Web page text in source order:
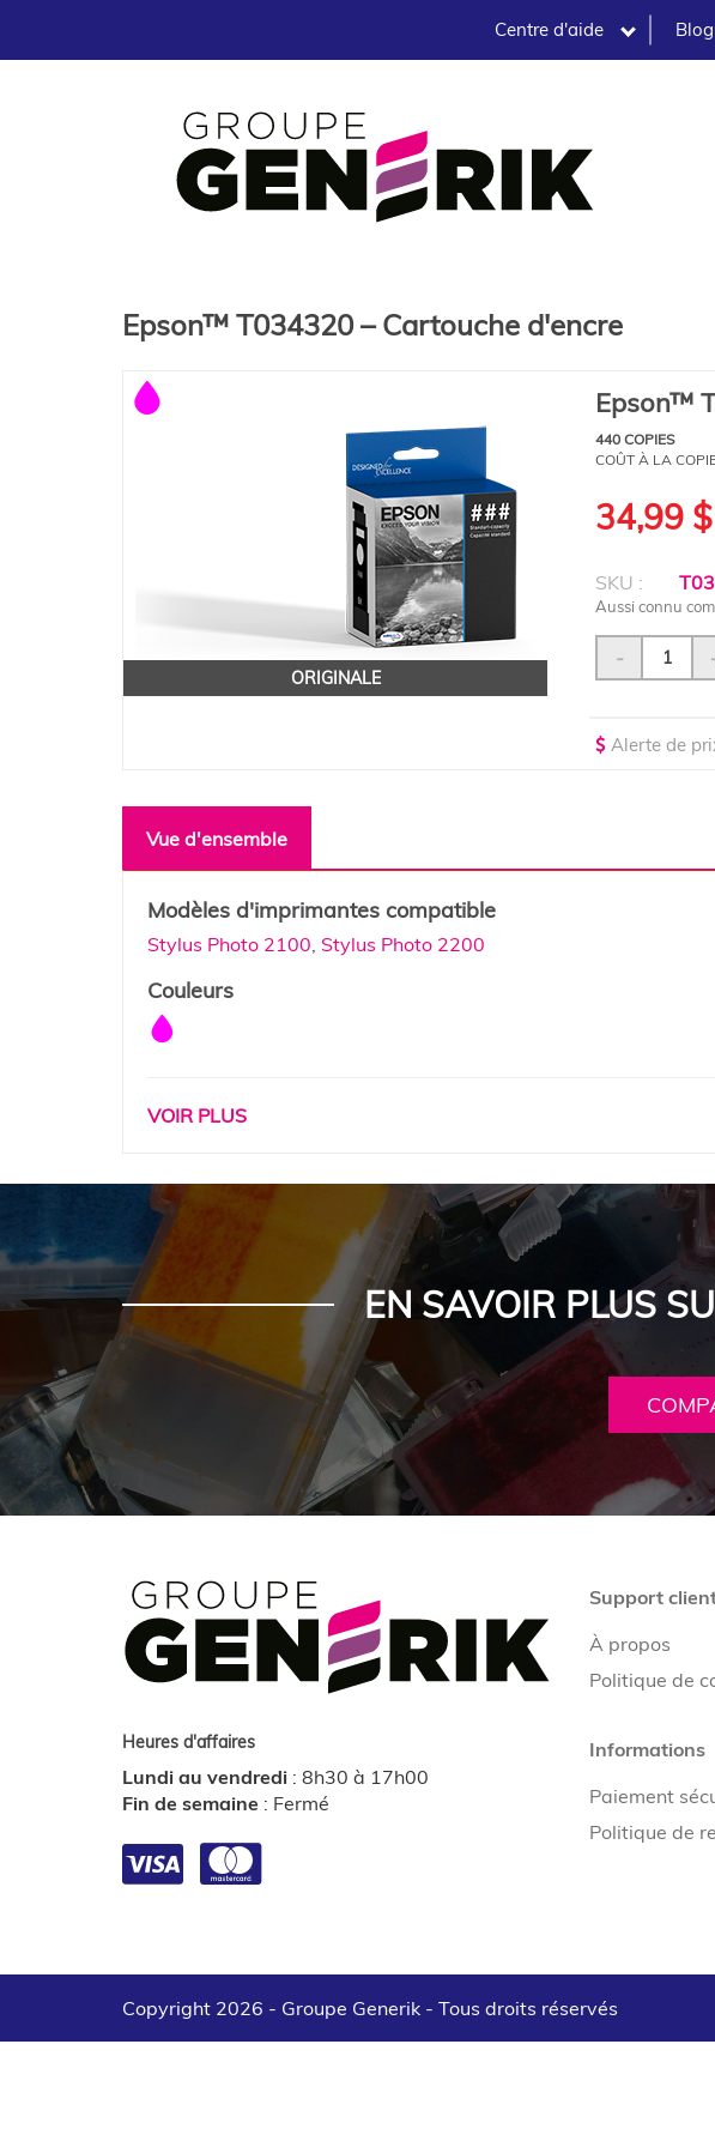
Centre d'aide
Epson™ T034320 – Cartouche d'encre
ORIGINALE
Epson™
440 COPIES
COÛT À LA
34,99 $
SKU :
Aussi connu
-
Alerte de
Vue d'ensemble
Modèles d'imprimantes compatible
Stylus Photo 2100, Stylus Photo 2200
Couleurs
VOIR PLUS
EN SAVOIR PLUS
Heures d'affaires
Lundi au vendredi : 8h30 à 17h00
Fin de semaine : Fermé
Support
À propos
Politique de
Informations
Paiement
Politique de
Copyright 2026 - Groupe Generik - Tous droits réservés